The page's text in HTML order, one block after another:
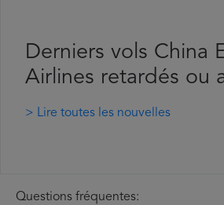
Derniers vols China
Airlines retardés ou
> Lire toutes les nouvelles
Questions fréquentes: